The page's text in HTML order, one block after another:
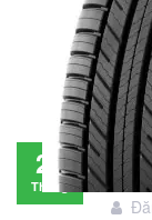
28
Tháng